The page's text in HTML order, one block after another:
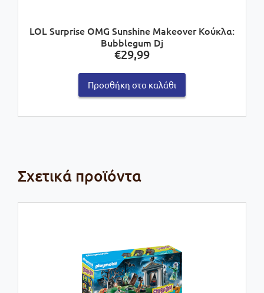
LOL Surprise OMG Sunshine Makeover Κούκλα:
Bubblegum Dj
€29,99
Προσθήκη στο καλάθι
Σχετικά προϊόντα